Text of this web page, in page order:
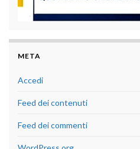
META
Accedi
Feed dei contenuti
Feed dei commenti